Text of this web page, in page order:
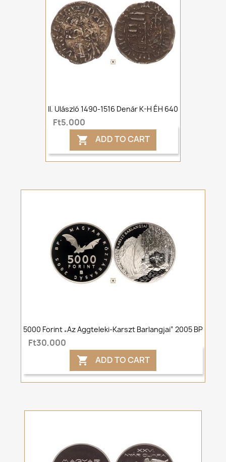
II. Ulászló 1490-1516 Denár K-H ÉH 640
Ft5,000
 ADD TO CART
5000 Forint „Az Aggteleki-Karszt Barlangjai” 2005 BP
Ft30,000
 ADD TO CART